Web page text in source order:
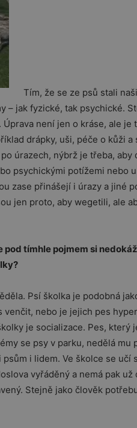
Tím, že se ze psů stali
– jak fyzické, tak psychické.
není jen o kráse, ale
drápky, uši, péče o kůži
úrazech, nýbrž je třeba,
psychickými potížemi nebo
zase přinášejí i úrazy a jiné
jen proto, aby wegetili, ale
pod tímhle pojmem si
Psí školka je podobná
venčit, nebo je jejich pes
je socializace. Pes, který
se psy v parku, nedělá mu
i lidem. Ve školce se učí
vyřáděný a nemá pak
Stejně jako člověk